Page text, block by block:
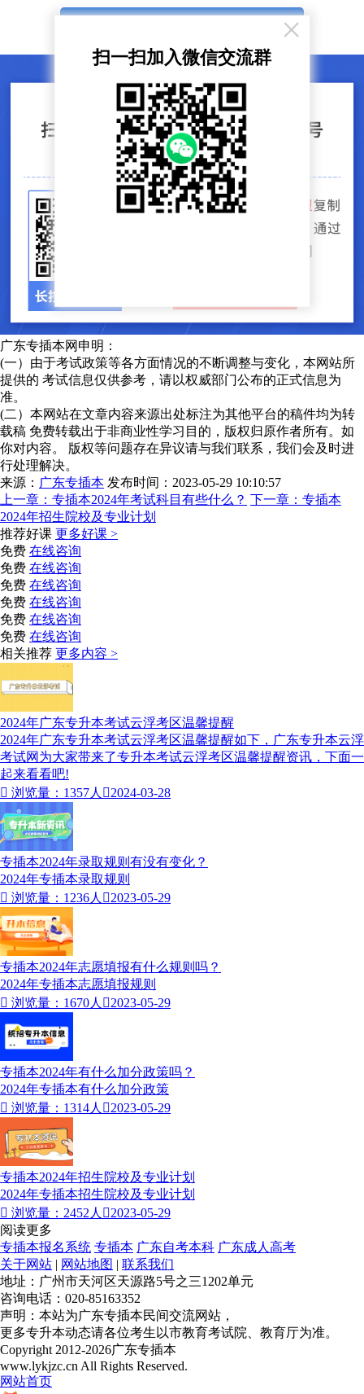
广东专插本网申明：
(一）由于考试政策等各方面情况的不断调整与变化，本网站所
提供的 考试信息仅供参考，请以权威部门公布的正式信息为
准。
(二）本网站在文章内容来源出处标注为其他平台的稿件均为转
载稿 免费转载出于非商业性学习目的，版权归原作者所有。如
你对内容。 版权等问题存在异议请与我们联系，我们会及时进
行处理解决。
来源： 广东专插本 发布时间：2023-05-29 10:10:57
上一章： 专插本2024年考试科目有些什么？ 下一章： 专插本
2024年招生院校及专业计划
推荐好课 更多好课 >
免费 在线咨询
免费 在线咨询
免费 在线咨询
免费 在线咨询
免费 在线咨询
免费 在线咨询
相关推荐 更多内容 >
2024年广东专升本考试云浮考区温馨提醒
2024年广东专升本考试云浮考区温馨提醒如下，广东专升本云浮
考试网为大家带来了专升本考试云浮考区温馨提醒资讯，下面一
起来看看吧!
 浏览量：1357人 2024-03-28
专插本2024年录取规则有没有变化？
2024年专插本录取规则
 浏览量：1236人 2023-05-29
专插本2024年志愿填报有什么规则吗？
2024年专插本志愿填报规则
 浏览量：1670人 2023-05-29
专插本2024年有什么加分政策吗？
2024年专插本有什么加分政策
 浏览量：1314人 2023-05-29
专插本2024年招生院校及专业计划
2024年专插本招生院校及专业计划
 浏览量：2452人 2023-05-29
阅读更多
专插本报名系统 专插本 广东自考本科 广东成人高考
×
扫一扫加入微信交流群
关于网站 | 网站地图 | 联系我们
地址：广州市天河区天源路5号之三1202单元
咨询电话：020-85163352
声明：本站为广东专插本民间交流网站，
更多专升本动态请各位考生以市教育考试院、教育厅为准。
Copyright 2012-2026广东专插本
www.lykjzc.cn All Rights Reserved.
网站首页